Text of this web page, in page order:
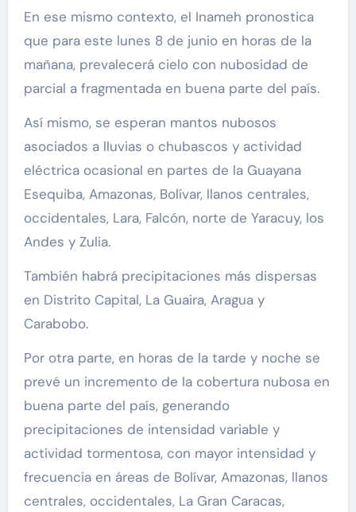
En ese mismo contexto, el Inameh pronostica
que para este lunes 8 de junio en horas de la
mañana, prevalecerá cielo con nubosidad de
parcial a fragmentada en buena parte del país.
Así mismo, se esperan mantos nubosos
asociados a lluvias o chubascos y actividad
eléctrica ocasional en partes de la Guayana
Esequiba, Amazonas, Bolívar, llanos centrales,
occidentales, Lara, Falcón, norte de Yaracuy, los
Andes y Zulia.
También habrá precipitaciones más dispersas
en Distrito Capital, La Guaira, Aragua y
Carabobo.
Por otra parte, en horas de la tarde y noche se
prevé un incremento de la cobertura nubosa en
buena parte del país, generando
precipitaciones de intensidad variable y
actividad tormentosa, con mayor intensidad y
frecuencia en áreas de Bolívar, Amazonas, llanos
centrales, occidentales, La Gran Caracas,